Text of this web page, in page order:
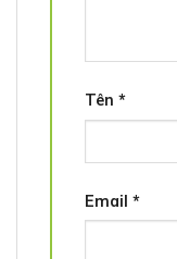
Tên *
Email *